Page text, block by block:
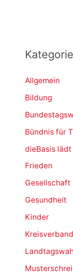
Allgemein
Bildung
Bündnis für
dieBasis lädt
Frieden
Gesellschaft
Gesundheit
Kinder
Kreisverband